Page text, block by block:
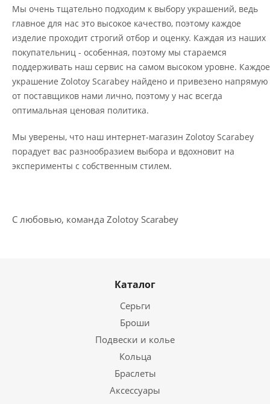
Мы очень тщательно подходим к выбору украшений, ведь
главное для нас это высокое качество, поэтому каждое
изделие проходит строгий отбор и оценку. Каждая из наших
покупательниц - особенная, поэтому мы стараемся
поддерживать наш сервис на самом высоком уровне. Каждое
украшение Zolotoy Scarabey найдено и привезено напрямую
от поставщиков нами лично, поэтому у нас всегда
оптимальная ценовая политика.
Мы уверены, что наш интернет-магазин Zolotoy Scarabey
порадует вас разнообразием выбора и вдохновит на
эксперименты с собственным стилем.
С любовью, команда Zolotoy Scarabey
Каталог
Серьги
Броши
Подвески и колье
Кольца
Браслеты
Аксессуары